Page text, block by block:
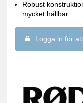
Robust
mycket hållbar
Logga in för